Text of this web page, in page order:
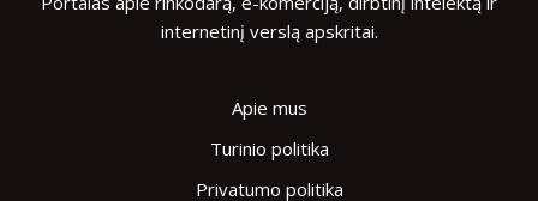
internetinį verslą apskritai.
Apie mus
Turinio politika
Privatumo politika